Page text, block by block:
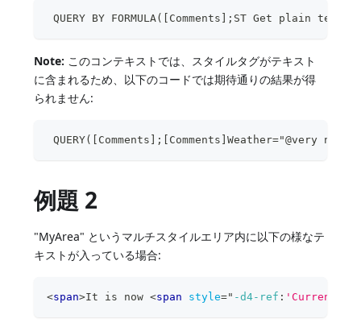
QUERY BY FORMULA([Comments];ST Get plain
Note: このコンテキストでは、スタイルタグがテキスト
に含まれるため、以下のコードでは期待通りの結果が得
られません:
QUERY([Comments];[Comments]Weather="@very
例題 2
"MyArea" というマルチスタイルエリア内に以下の様なテ
キストが入っている場合:
<span>It is now <span style=" -d4-ref : 'Current